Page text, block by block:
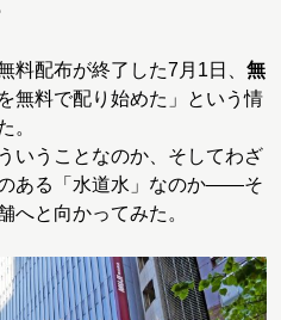
配布が終了した7月1日、 無
無料で配り始めた」という情
。
いうことなのか、そしてわざ
ある「水道水」なのか――そ
へと向かってみた。